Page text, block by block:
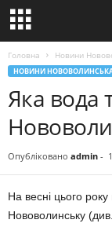
Головна Новини
НОВИНИ
Яка вода
Опубліковано admin -
На весні цього
Нововолинську